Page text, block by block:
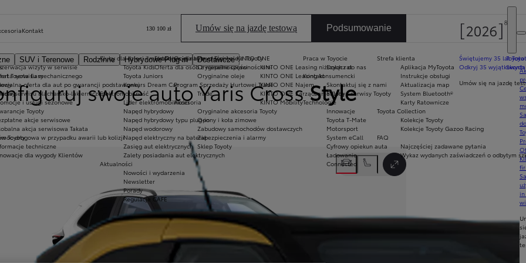
SUV i Terenowe Rodzinne Hybrydowe Plug-in
Dostawcze
Ekobonus dla hybryd Toyoty
Oferta dla osób z niepełnosprawnościami
Świętujemy 35 lat
Odkryj 35
Umów się na jazdę
Toyoty
Kluby dla dzieci i młodzieży
Toyota Kids
Toyota Juniors
Konkurs Dream Car
Elektromobilność
Lider elektromobilności
Napęd hybrydowy
Napęd hybrydowy typu plug-in
Napęd wodorowy
Napęd elektryczny na baterię
Zasięg aut elektrycznych
Zalety posiadania aut elektrycznych
Aktualności
Nowości i wydarzenia
Newsletter
Porady
Regulacje CAFE
Praca w Toyocie
Dołącz do nas
Kontakt
Skontaktuj się z nami
Salony i serwisy Toyoty
Technologie
Innowacje
Toyota T-Mate
Motorsport
System eCall
Cyfrowy opiekun auta
Ładowanie
Connected
Toyota Easy
KINTO ONE
KINTO ONE Leasing niższych rat
KINTO ONE Leasing konsumencki
KINTO ONE Najem
KINTO ONE Zarządzanie flotą
KINTO Mobility
wizyty w serwisie
serwisu mechanicznego
oferta dla aut po gwarancji podstawowej
serwisu blacharsko-lakierniczego
i usługi sezonowe
Toyoty
akcje serwisowe
akcja serwisowa Takata
drogowa w przypadku awarii lub kolizji
techniczne
dla wygody Klientów
Oryginalne części i oleje Toyoty
Oryginalne części
Oryginalne oleje
Program Sprzedaży Hurtowej Trade
Trade
Akcesoria
Oryginalne akcesoria Toyoty
Opony i koła zimowe
Zabudowy samochodów dostawczych
Zabezpieczenia i alarmy
Sklep Toyoty
Strefa klienta
Aplikacja MyToyota
Instrukcje obsługi
Aktualizacja map
System Bluetooth®
Karty Ratownicze
Toyota Collection
Kolekcje Toyoty
Kolekcje Toyoty Gazoo Racing
FAQ
Najczęściej zadawane pytania
Wykaz wydanych zaświadczeń o odbytym
Kontakt 130 100 zł Umów się na jazdę testową Podsumowanie
swoje auto Yaris CrossStyle
Przełącz tryb pełnoekranowy
Następny